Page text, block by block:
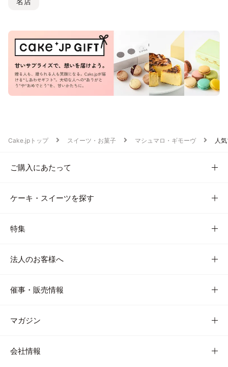
Cake.jpトップ スイーツ・お菓子 マシュマロ・ギモーヴ 人
ご購入にあたって
ケーキ・スイーツを探す
特集
法人のお客様へ
催事・販売情報
マガジン
会社情報